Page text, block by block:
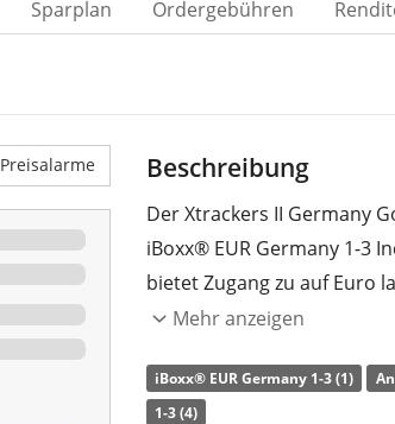
Sparplan Ordergebühren
Preisalarme Beschreibung
Der Xtrackers II Germany
iBoxx® EUR Germany 1-3
bietet Zugang zu auf Euro
deutschen Regierung
DieTER
II Germany Government
Mehr anzeigen
iBoxx® EUR Germany 1-3 (1)
1-3 (4)